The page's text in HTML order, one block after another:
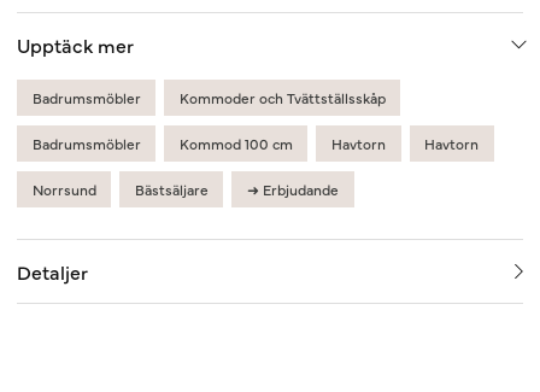
Upptäck mer
Badrumsmöbler Kommoder och Tvättställsskåp
Badrumsmöbler Kommod 100 cm Havtorn Havtorn
Norrsund Bästsäljare ➜ Erbjudande
Detaljer